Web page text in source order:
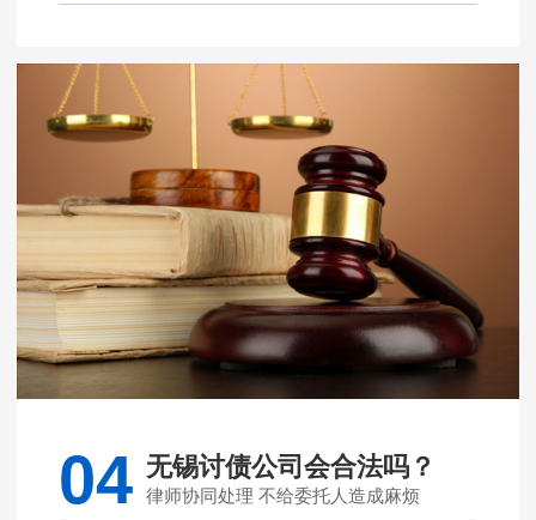
04 无锡讨债公司会合法吗？
律师协同处理 不给委托人造成麻烦